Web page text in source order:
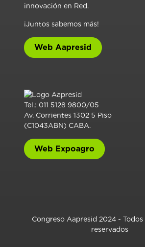
innovación en Red.
¡Juntos sabemos más!
Web Aapresid
Tel.: 011 5128 9800/05
Av. Corrientes 1302 5 Piso
(C1043ABN) CABA.
Web Expoagro
Congreso Aapresid 2024 -
reservados